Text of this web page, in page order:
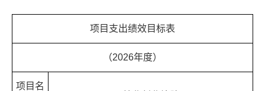
项目支出绩效目标表
（2026年度）
项目名